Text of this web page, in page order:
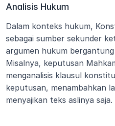
Analisis Hukum
Dalam konteks hukum,
sebagai sumber sekunder
argumen hukum
Misalnya, keputusan
menganalisis klausul
keputusan, menambahkan
menyajikan teks aslinya saja.